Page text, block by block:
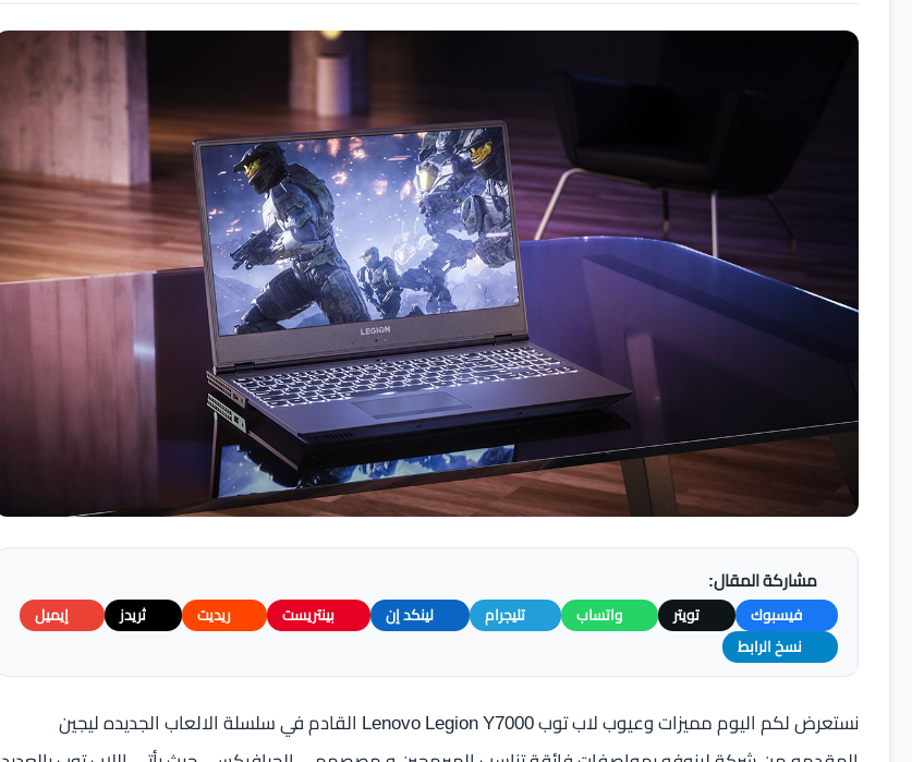
مشاركة المقال:
فيسبوك تويتر واتساب تليجرام لينكد إن بينتريست ريديت ثريدز
إيميل
نسخ الرابط
نستعرض لكم اليوم مميزات وعيوب لاب توب Lenovo Legion Y7000 القادم في سلسلة الالعاب الجديده ليجين